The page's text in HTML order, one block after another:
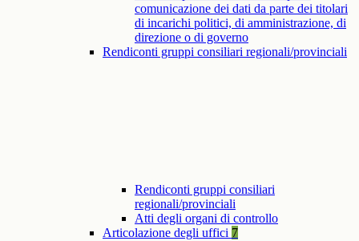
comunicazione dei dati da parte dei titolari
di incarichi politici, di amministrazione, di
direzione o di governo
Rendiconti gruppi consiliari regionali/provinciali
Rendiconti gruppi consiliari
regionali/provinciali
Atti degli organi di controllo
Articolazione degli uffici 7